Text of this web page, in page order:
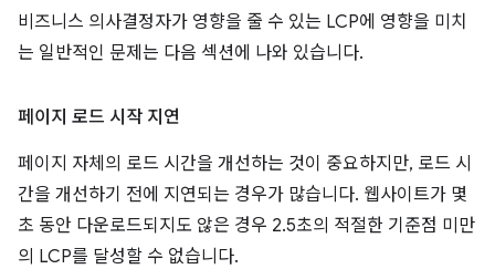
비즈니스 의사결정자가 영향을 줄 수 있는 LCP에 영향을 미치
는 일반적인 문제는 다음 섹션에 나와 있습니다.
페이지 로드 시작 지연
페이지 자체의 로드 시간을 개선하는 것이 중요하지만, 로드 시
간을 개선하기 전에 지연되는 경우가 많습니다. 웹사이트가 몇
초 동안 다운로드되지도 않은 경우 2.5초의 적절한 기준점 미만
의 LCP를 달성할 수 없습니다.